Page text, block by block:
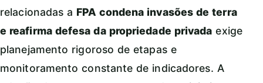
relacionadas a FPA condena invasões de terra
e reafirma defesa da propriedade privada exige
planejamento rigoroso de etapas e
monitoramento constante de indicadores. A